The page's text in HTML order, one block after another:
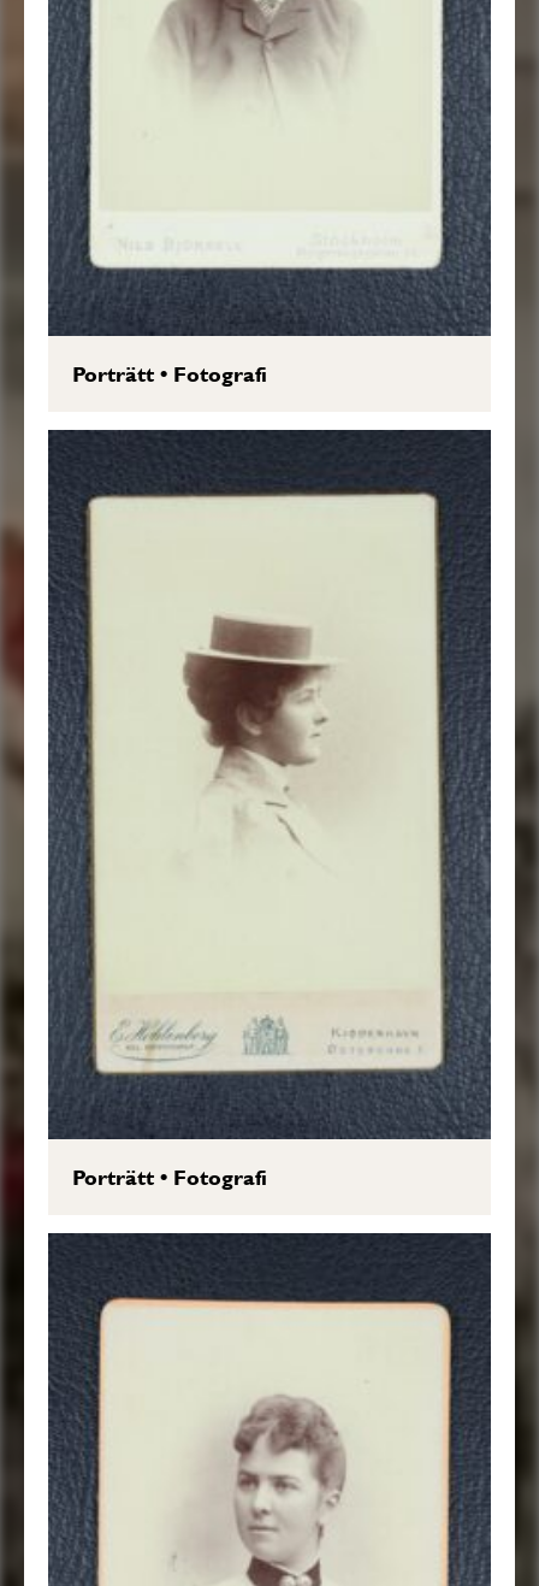
Porträtt• Fotografi
Porträtt• Fotografi